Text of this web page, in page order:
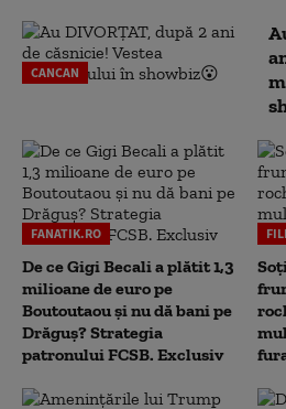
CANCAN
FANATIK.RO
De ce Gigi Becali a plătit 1,3
milioane de euro pe
Boutoutaou și nu dă bani pe
Drăguș? Strategia
patronului FCSB. Exclusiv